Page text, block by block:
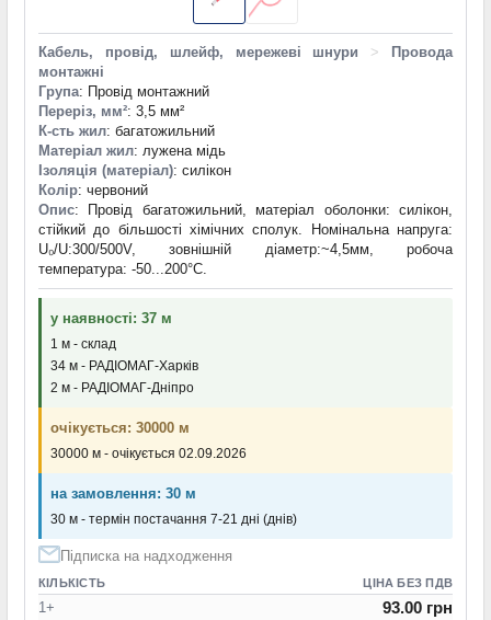
Кабель, провід, шлейф, мережеві шнури >
Провода
монтажні
Група: Провід монтажний
Переріз, мм²: 3,5 мм²
К-сть жил: багатожильний
Матеріал жил: лужена мідь
Ізоляція (матеріал): силікон
Колір: червоний
Опис: Провід багатожильний, матеріал оболонки: силікон,
стійкий до більшості хімічних сполук. Номінальна напруга:
U₀/U:300/500V, зовнішній діаметр:~4,5мм, робоча
температура: -50...200°C.
у наявності: 37 м
1 м - склад
34 м - РАДІОМАГ-Харків
2 м - РАДІОМАГ-Дніпро
очікується: 30000 м
30000 м - очікується 02.09.2026
на замовлення: 30 м
30 м - термін постачання 7-21 дні (днів)
Підписка на надходження
КІЛЬКІСТЬ ЦІНА БЕЗ ПДВ
1+ 93.00 грн